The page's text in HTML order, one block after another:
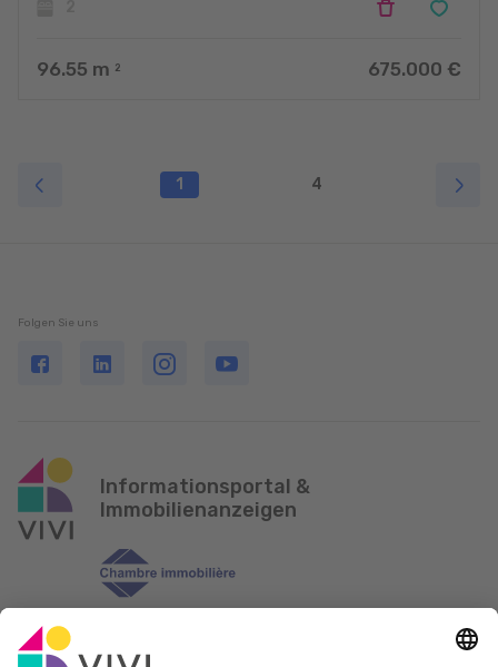
96.55 m 2 675.000 €
1 4
Folgen Sie uns
Informationsportal &
Immobilienanzeigen